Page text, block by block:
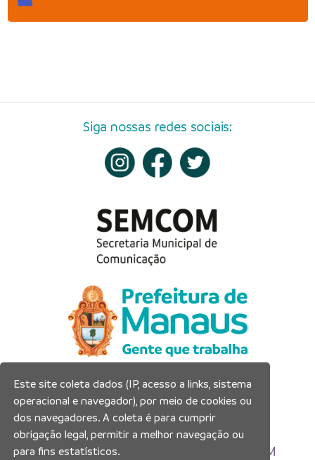
Siga nossas redes sociais:
Prefeitura Municipal de Manaus
Município de Manaus
CNPJ:04.365.326.0001-73
Av. Brasil, 2971 – Compensa, Manaus-AM
Este site coleta dados (IP, acesso a links, sistema
operacional e navegador), por meio de cookies ou
dos navegadores. A coleta é para cumprir
obrigação legal, permitir a melhor navegação ou
para fins estatísticos.